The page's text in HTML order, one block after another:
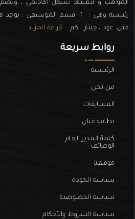
المواهب و تنميتها بشكل أكاديمي ،
رئيسية وهي : 1- قسم الموسيقى :
مثل: عود ، جيتار ، كم.... قراءة المزيد
روابط سريعة
الرئيسية
من نحن
المسابقات
بطاقة فنان
كلمة المدير العام
الوظائف
موقعنا
سياسة الجودة
سياسة الخصوصية
سياسة الشروط والأحكام